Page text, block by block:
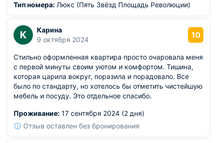
Тип номера: Люкс (Пять Звёзд Площадь Революции)
К
Карина
9 октября 2024
10
Стильно оформленная квартира просто очаровала меня
с первой минуты своим уютом и комфортом. Тишина,
которая царила вокруг, поразила и порадовало. Все
было по стандарту, но хотелось бы отметить чистейшую
мебель и посуду. Это отдельное спасибо.
Проживание: 17 сентября 2024 (2 дня)
Отзыв оставлен без бронирования